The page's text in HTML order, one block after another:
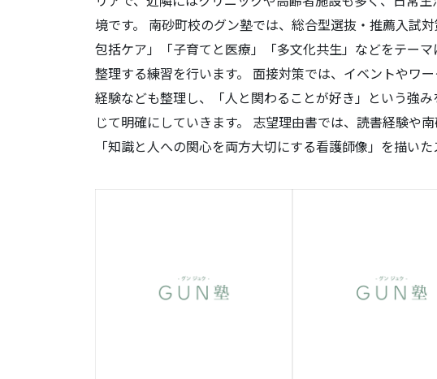
境です。 南砂町校のグン塾では、総合型選抜・推薦入試
包括ケア」「子育てと医療」「多文化共生」などをテー
整理する練習を行います。 面接対策では、イベントやワ
経験なども整理し、「人と関わることが好き」という強
じて明確にしていきます。 志望理由書では、読書経験や
「知識と人への関心を両方大切にする看護師像」を描い